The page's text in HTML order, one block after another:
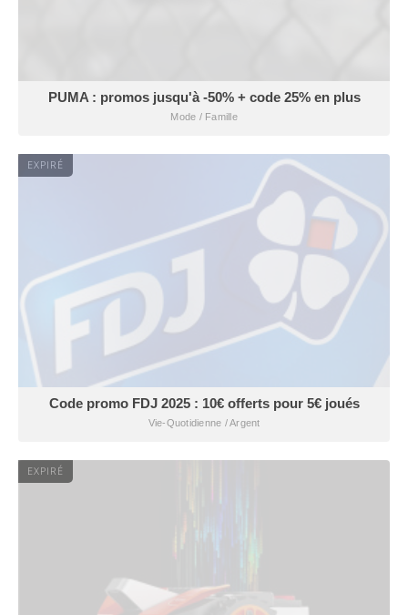
PUMA : promos jusqu'à -50% + code 25% en plus
Mode / Famille
EXPIRÉ
Code promo FDJ 2025 : 10€ offerts pour 5€ joués
Vie-Quotidienne / Argent
EXPIRÉ